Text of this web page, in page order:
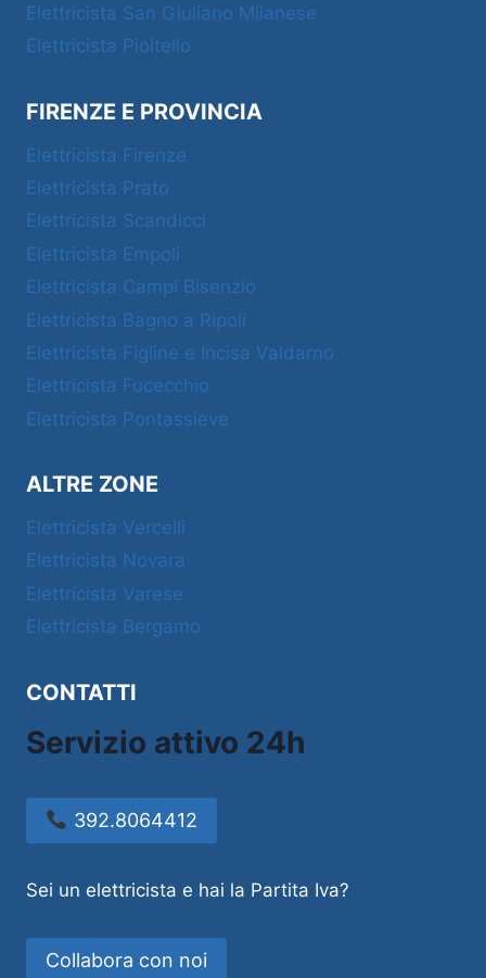
Elettricista San Giuliano Milanese
Elettricista Pioltello
FIRENZE E PROVINCIA
Elettricista Firenze
Elettricista Prato
Elettricista Scandicci
Elettricista Empoli
Elettricista Campi Bisenzio
Elettricista Bagno a Ripoli
Elettricista Figline e Incisa Valdarno
Elettricista Fucecchio
Elettricista Pontassieve
ALTRE ZONE
Elettricista Vercelli
Elettricista Novara
Elettricista Varese
Elettricista Bergamo
CONTATTI
Servizio attivo 24h
392.8064412
Sei un elettricista e hai la Partita Iva?
Collabora con noi